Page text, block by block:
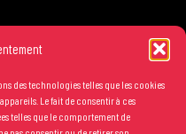
des technologies telles que les cookies
Le fait de consentir à ces
telles que le comportement de